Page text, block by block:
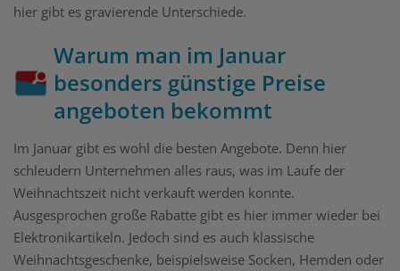
hier gibt es gravierende Unterschiede.
Warum man im Januar
besonders günstige Preise
angeboten bekommt
Im Januar gibt es wohl die besten Angebote. Denn hier
schleudern Unternehmen alles raus, was im Laufe der
Weihnachtszeit nicht verkauft werden konnte.
Ausgesprochen große Rabatte gibt es hier immer wieder bei
Elektronikartikeln. Jedoch sind es auch klassische
Weihnachtsgeschenke, beispielsweise Socken, Hemden oder